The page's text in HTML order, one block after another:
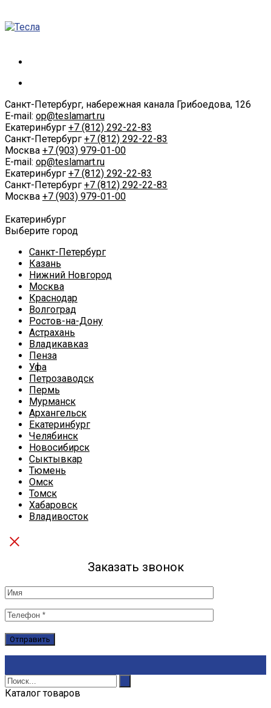
Санкт-Петербург, набережная канала Грибоедова, 126
E-mail: op@teslamart.ru
Екатеринбург +7 (812) 292-22-83
Санкт-Петербург +7 (812) 292-22-83
Москва +7 (903) 979-01-00
E-mail: op@teslamart.ru
Екатеринбург +7 (812) 292-22-83
Санкт-Петербург +7 (812) 292-22-83
Москва +7 (903) 979-01-00
Екатеринбург
Выберите город
Санкт-Петербург
Казань
Нижний Новгород
Москва
Краснодар
Волгоград
Ростов-на-Дону
Астрахань
Владикавказ
Пенза
Уфа
Петрозаводск
Пермь
Мурманск
Архангельск
Екатеринбург
Челябинск
Новосибирск
Сыктывкар
Тюмень
Омск
Томск
Хабаровск
Владивосток
Заказать звонок
Каталог товаров